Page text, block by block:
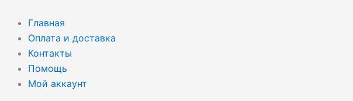
содержимому
Главная
Оплата и доставка
Контакты
Помощь
Мой аккаунт